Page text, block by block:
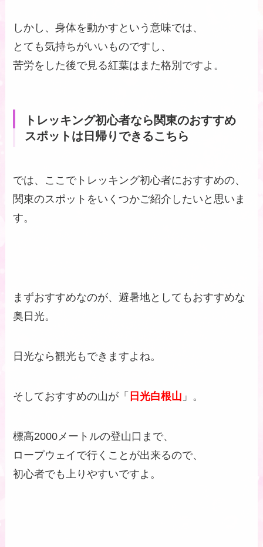
しかし、身体を動かすという意味では、
とても気持ちがいいものですし、
苦労をした後で見る紅葉はまた格別ですよ。
トレッキング初心者なら関東のおすすめ
スポットは日帰りできるこちら
では、ここでトレッキング初心者におすすめの、
関東のスポットをいくつかご紹介したいと思いま
す。
まずおすすめなのが、避暑地としてもおすすめな
奥日光。
日光なら観光もできますよね。
そしておすすめの山が「 日光白根山 」。
標高2000メートルの登山口まで、
ロープウェイで行くことが出来るので、
初心者でも上りやすいですよ。